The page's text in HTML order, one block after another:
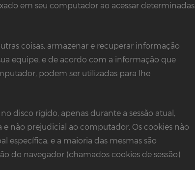
em seu computador ao acessar determinadas
coisas, armazenar e recuperar informação
equipe, e de acordo com a informação que
podem ser utilizadas para lhe
disco rígido, apenas durante a sessão atual,
não prejudicial ao computador. Os cookies não
e a maioria das mesmas são
do navegador (chamados cookies de sessão).